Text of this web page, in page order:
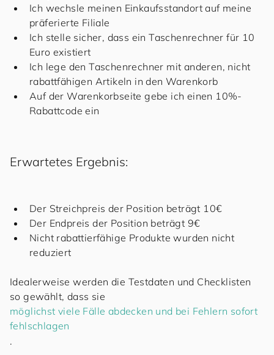
Ich wechsle meinen Einkaufsstandort auf meine
präferierte Filiale
Ich stelle sicher, dass ein Taschenrechner für 10
Euro existiert
Ich lege den Taschenrechner mit anderen, nicht
rabattfähigen Artikeln in den Warenkorb
Auf der Warenkorbseite gebe ich einen 10%-
Rabattcode ein
Erwartetes Ergebnis:
Der Streichpreis der Position beträgt 10€
Der Endpreis der Position beträgt 9€
Nicht rabattierfähige Produkte wurden nicht
reduziert
Idealerweise werden die Testdaten und Checklisten
so gewählt, dass sie
möglichst viele Fälle abdecken und bei Fehlern sofort
fehlschlagen
.